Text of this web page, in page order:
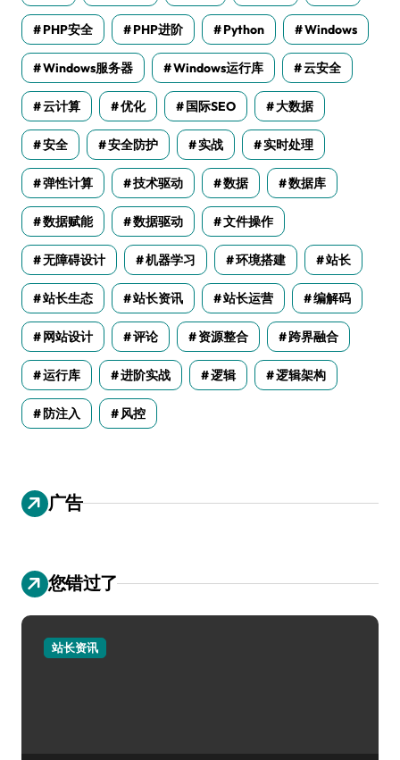
PHP安全 PHP进阶 Python Windows
Windows服务器 Windows运行库 云安全
云计算 优化 国际SEO 大数据
安全 安全防护 实战 实时处理
弹性计算 技术驱动 数据 数据库
数据赋能 数据驱动 文件操作
无障碍设计 机器学习 环境搭建 站长
站长生态 站长资讯 站长运营 编解码
网站设计 评论 资源整合 跨界融合
运行库 进阶实战 逻辑 逻辑架构
防注入 风控
广告
您错过了
站长资讯